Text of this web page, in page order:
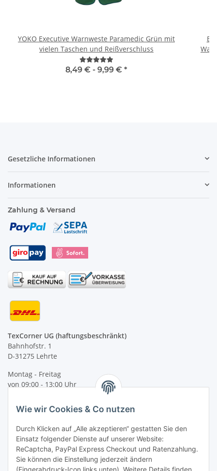
YOKO Executive Warnweste Paramedic Grün mit
vielen Taschen und Reißverschluss
8,49 € - 9,99 € *
Gesetzliche Informationen
Informationen
Zahlung & Versand
TexCorner UG (haftungsbeschränkt)
Bahnhofstr. 1
D-31275 Lehrte
Montag - Freitag
von 09:00 - 13:00 Uhr
Tel: +49 (0) 5132 8230689
E-Mail:mail@texcorner.de
Wie wir Cookies & Co nutzen
Durch Klicken auf „Alle akzeptieren“ gestatten Sie den
Einsatz folgender Dienste auf unserer Website:
ReCaptcha, PayPal Express Checkout und Ratenzahlung.
Sie können die Einstellung jederzeit ändern